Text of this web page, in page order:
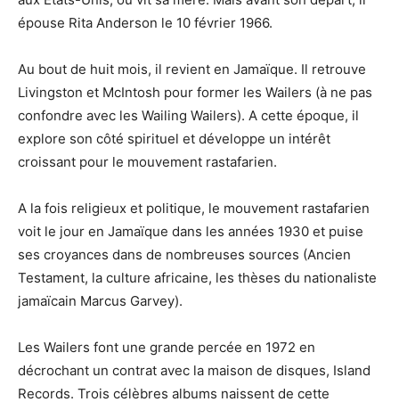
épouse Rita Anderson le 10 février 1966.
Au bout de huit mois, il revient en Jamaïque. Il retrouve
Livingston et McIntosh pour former les Wailers (à ne pas
confondre avec les Wailing Wailers). A cette époque, il
explore son côté spirituel et développe un intérêt
croissant pour le mouvement rastafarien.
A la fois religieux et politique, le mouvement rastafarien
voit le jour en Jamaïque dans les années 1930 et puise
ses croyances dans de nombreuses sources (Ancien
Testament, la culture africaine, les thèses du nationaliste
jamaïcain Marcus Garvey).
Les Wailers font une grande percée en 1972 en
décrochant un contrat avec la maison de disques, Island
Records. Trois célèbres albums naissent de cette